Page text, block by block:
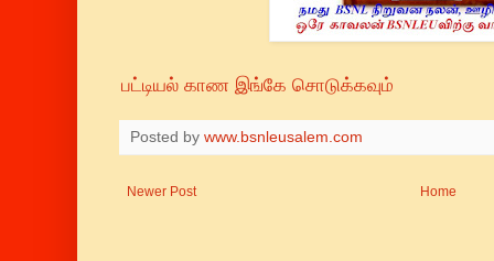
பட்டியல் காண இங்கே சொடுக்கவும்
Posted by www.bsnleusalem.com
Newer Post Home